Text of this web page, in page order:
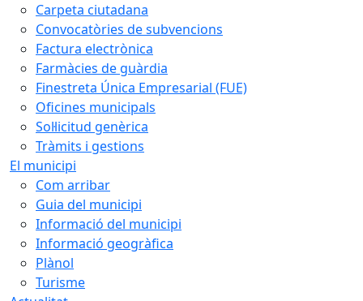
Carpeta ciutadana
Convocatòries de subvencions
Factura electrònica
Farmàcies de guàrdia
Finestreta Única Empresarial (FUE)
Oficines municipals
Sol·licitud genèrica
Tràmits i gestions
El municipi
Com arribar
Guia del municipi
Informació del municipi
Informació geogràfica
Plànol
Turisme